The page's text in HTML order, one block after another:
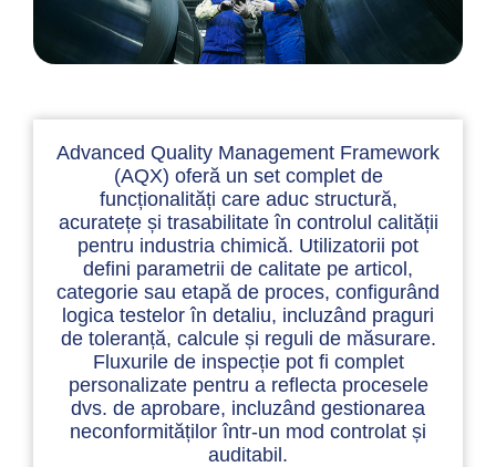
Advanced Quality Management Framework
(AQX) oferă un set complet de
funcționalități care aduc structură,
acuratețe și trasabilitate în controlul calității
pentru industria chimică. Utilizatorii pot
defini parametrii de calitate pe articol,
categorie sau etapă de proces, configurând
logica testelor în detaliu, incluzând praguri
de toleranță, calcule și reguli de măsurare.
Fluxurile de inspecție pot fi complet
personalizate pentru a reflecta procesele
dvs. de aprobare, incluzând gestionarea
neconformităților într-un mod controlat și
auditabil.